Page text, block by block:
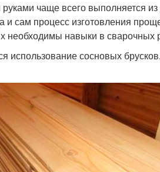
чаще всего выполняется
и сам процесс изготовления
необходимы навыки в сварочных
использование сосновых